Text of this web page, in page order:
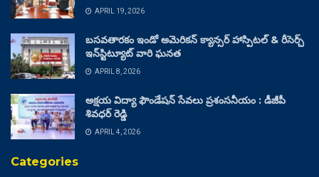
APRIL 19, 2026
బసవతారకం ఇండో అమెరికన్ క్యాన్సర్ హాస్పిటల్ & రీసెర్చ్
ఇన్‌స్టిట్యూట్ వారి ఘనత
APRIL 8, 2026
అక్షయ విద్యా ఫౌండేషన్ సేవలు ప్రశంసనీయం : డీజీపీ
శివధర్ రెడ్డి
APRIL 4, 2026
Categories